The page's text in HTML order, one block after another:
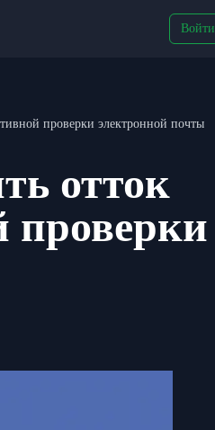
Войти
проверки электронной почты
отток
проверки